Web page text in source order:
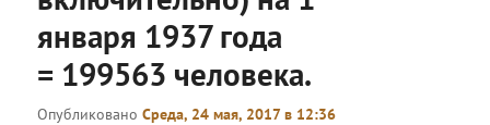
января 1937 года
= 199563 человека.
ОпубликованоСреда, 24 мая, 2017 в 12:36